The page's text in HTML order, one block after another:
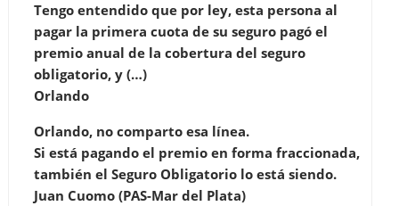
Tengo entendido que por ley, esta persona al
pagar la primera cuota de su seguro pagó el
premio anual de la cobertura del seguro
obligatorio, y (…)
Orlando
Orlando, no comparto esa línea.
Si está pagando el premio en forma fraccionada,
también el Seguro Obligatorio lo está siendo.
Juan Cuomo (PAS-Mar del Plata)